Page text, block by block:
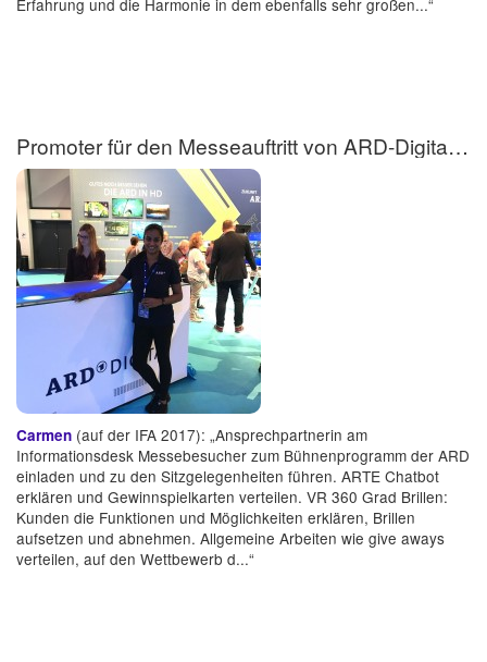
Promoter für den Messeauftritt von ARD-Digital auf der IFA
Carmen (auf der IFA 2017): „Ansprechpartnerin am
Informationsdesk Messebesucher zum Bühnenprogramm der ARD
einladen und zu den Sitzgelegenheiten führen. ARTE Chatbot
erklären und Gewinnspielkarten verteilen. VR 360 Grad Brillen:
Kunden die Funktionen und Möglichkeiten erklären, Brillen
aufsetzen und abnehmen. Allgemeine Arbeiten wie give aways
verteilen, auf den Wettbewerb d...“